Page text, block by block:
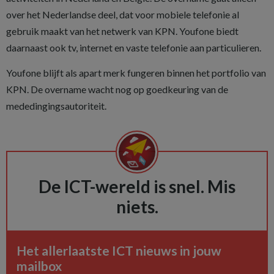
over het Nederlandse deel, dat voor mobiele telefonie al
gebruik maakt van het netwerk van KPN. Youfone biedt
daarnaast ook tv, internet en vaste telefonie aan particulieren.
Youfone blijft als apart merk fungeren binnen het portfolio van
KPN. De overname wacht nog op goedkeuring van de
mededingingsautoriteit.
De ICT-wereld is snel. Mis
niets.
Het allerlaatste ICT nieuws in jouw
mailbox